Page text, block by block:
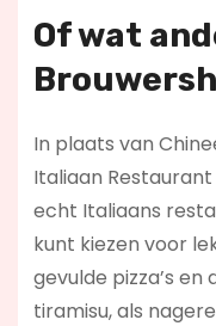
Of wat
In plaats van
Italiaan
echt Italiaans
kunt kiezen voor
gevulde pizza’s
tiramisu, als